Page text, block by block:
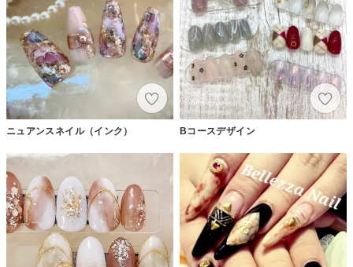
ニュアンスネイル（インク） Bコースデザイン